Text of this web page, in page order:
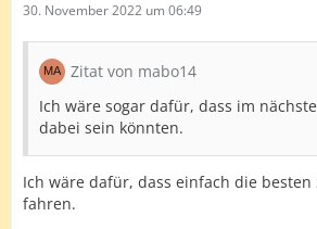
30. November 2022 um 06:49
Zitat von mabo14
Ich wäre sogar dafür, dass im
dabei sein könnten.
Ich wäre dafür, dass einfach die besten
fahren.